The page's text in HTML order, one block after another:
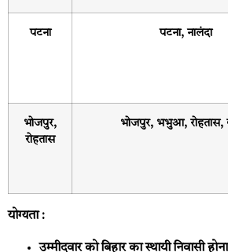
पटना पटना, नालंदा
भोजपुर,
रोहतास
भोजपुर, भभुआ, रोहतास,
योग्यता :
उम्मीदवार को बिहार का स्थायी निवासी